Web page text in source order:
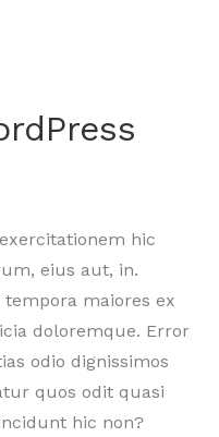
hic
eius aut, in.
maiores ex
doloremque. Error
odio dignissimos
quos odit quasi
hic non?